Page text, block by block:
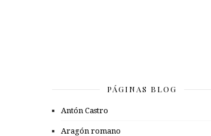
PÁGINAS BLOG
Antón Castro
Aragón romano